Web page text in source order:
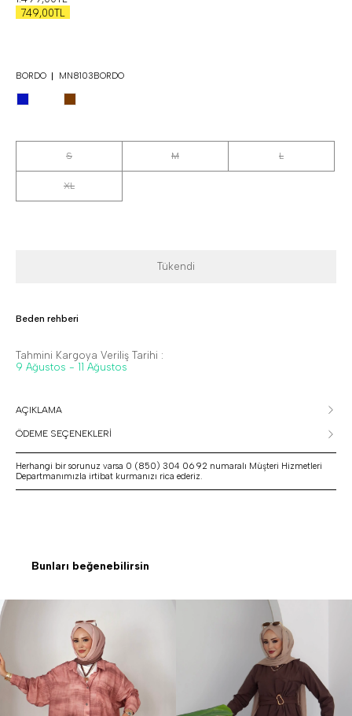
749,00TL
BORDO MN8103BORDO
S M L
XL
Tükendi
Beden rehberi
Tahmini Kargoya Veriliş Tarihi :
9 Ağustos - 11 Ağustos
AÇIKLAMA
ÖDEME SEÇENEKLERİ
Herhangi bir sorunuz varsa 0 (850) 304 06 92 numaralı Müşteri Hizmetleri
Departmanımızla irtibat kurmanızı rica ederiz.
Bunları beğenebilirsin